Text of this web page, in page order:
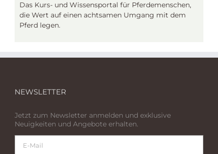
Das Kurs- und Wissensportal für Pferdemenschen,
die Wert auf einen achtsamen Umgang mit dem
Pferd legen.
NEWSLETTER
Jetzt zum Newsletter anmelden und exklusive
Neuigkeiten und Angebote erhalten.